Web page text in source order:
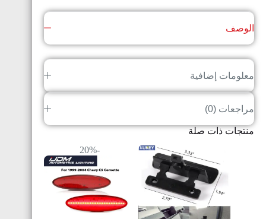
الوصف
معلومات إضافية
مراجعات (0)
منتجات ذات صلة
-20%